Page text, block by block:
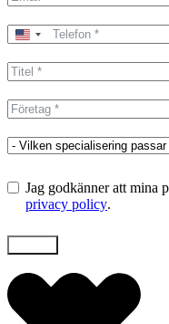
United
+1
Jag godkänner att mina
privacy policy.